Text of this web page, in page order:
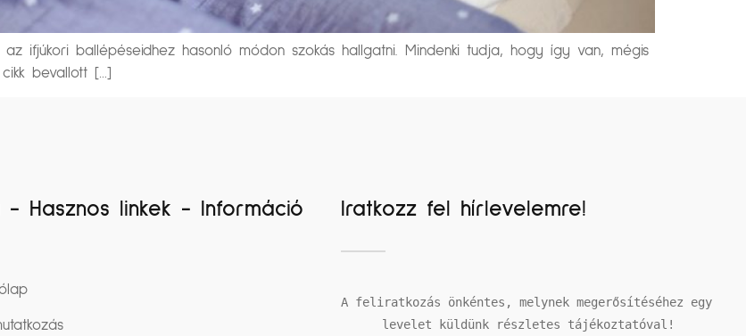
ifjúkori ballépéseidhez hasonló módon szokás hallgatni. Mindenki tudja, hogy így van, mégis
bevallott […]
- Hasznos linkek - Információ Iratkozz fel hírlevelemre!
A feliratkozás önkéntes, melynek megerősítéséhez egy
levelet küldünk részletes tájékoztatóval!